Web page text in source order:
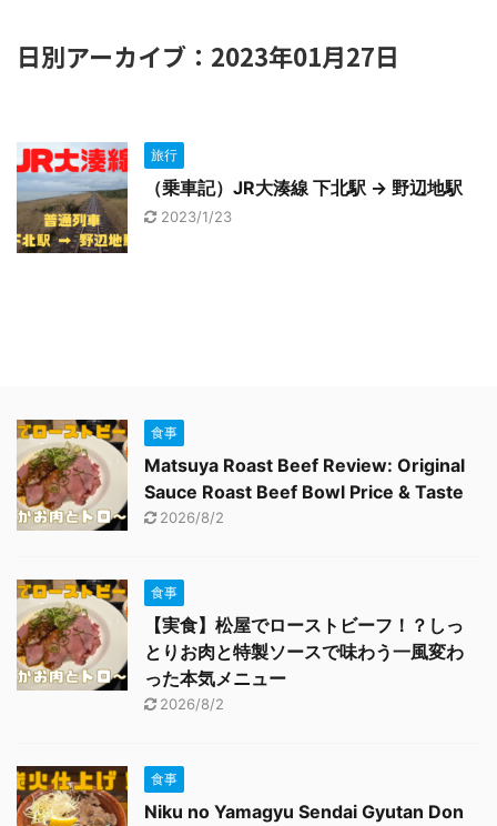
日別アーカイブ：2023年01月27日
旅行
（乗車記）JR大湊線 下北駅 → 野辺地駅
2023/1/23
食事
Matsuya Roast Beef Review: Original
Sauce Roast Beef Bowl Price & Taste
2026/8/2
食事
【実食】松屋でローストビーフ！？しっ
とりお肉と特製ソースで味わう一風変わ
った本気メニュー
2026/8/2
食事
Niku no Yamagyu Sendai Gyutan Don